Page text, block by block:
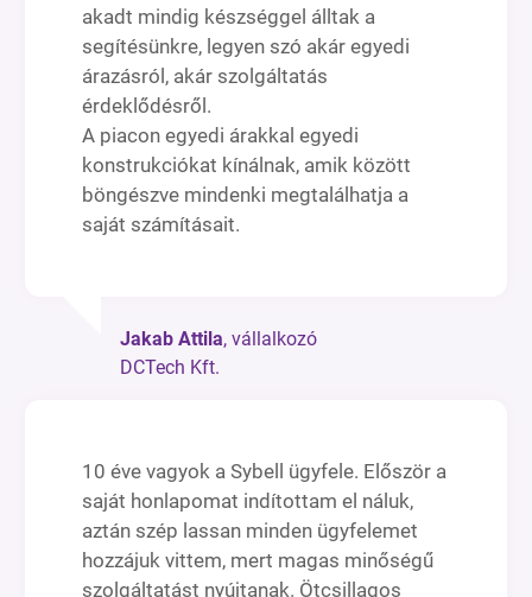
akadt mindig készséggel álltak a
segítésünkre, legyen szó akár egyedi
árazásról, akár szolgáltatás
érdeklődésről.
A piacon egyedi árakkal egyedi
konstrukciókat kínálnak, amik között
böngészve mindenki megtalálhatja a
saját számításait.
Jakab Attila, vállalkozó
DCTech Kft.
10 éve vagyok a Sybell ügyfele. Először a
saját honlapomat indítottam el náluk,
aztán szép lassan minden ügyfelemet
hozzájuk vittem, mert magas minőségű
szolgáltatást nyújtanak. Ötcsillagos